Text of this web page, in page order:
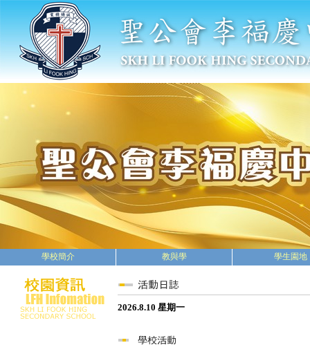
學校簡介 教與學 學生園地
2026.8.10 星期一